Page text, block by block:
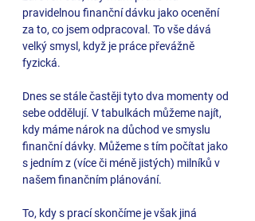
pravidelnou finanční dávku jako ocenění
za to, co jsem odpracoval. To vše dává
velký smysl, když je práce převážně
fyzická.
Dnes se stále častěji tyto dva momenty od
sebe oddělují. V tabulkách můžeme najít,
kdy máme nárok na důchod ve smyslu
finanční dávky. Můžeme s tím počítat jako
s jedním z (více či méně jistých) milníků v
našem finančním plánování.
To, kdy s prací skončíme je však jiná